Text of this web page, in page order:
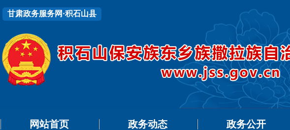
甘肃政务服务网·积石山县
网站首页 政务动态 政务公开